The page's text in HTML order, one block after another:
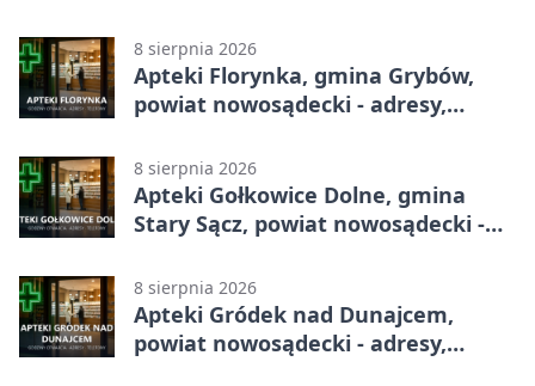
8 sierpnia 2026
Apteki Florynka, gmina Grybów,
powiat nowosądecki - adresy,
8 sierpnia 2026
Apteki Gołkowice Dolne, gmina
Stary Sącz, powiat nowosądecki -
8 sierpnia 2026
Apteki Gródek nad Dunajcem,
powiat nowosądecki - adresy,